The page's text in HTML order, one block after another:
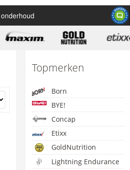
Topmerken
Born
BYE!
Concap
Etixx
GoldNutrition
Lightning Endurance